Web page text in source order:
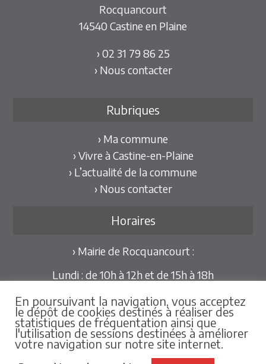
Rocquancourt
14540 Castine en Plaine
› 02 31 79 86 25
› Nous contacter
Rubriques
› Ma commune
› Vivre à Castine-en-Plaine
› L’actualité de la commune
› Nous contacter
Horaires
› Mairie de Rocquancourt :
Lundi : de 10h à 12h et de 15h à 18h
Mercredi et Vendredi : de 09h30 à 12h
Pour les mairies déléguées de Hubert-Folie et
Tilly-la-Campagne :
sur rdv au 02.31.79.86.25
En poursuivant la navigation, vous acceptez
le dépôt de cookies destinés à réaliser des
statistiques de fréquentation ainsi que
l'utilisation de sessions destinées à améliorer
votre navigation sur notre site internet.